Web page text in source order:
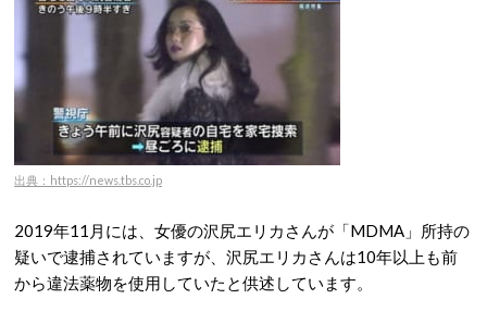
出典：https://news.tbs.co.jp
2019年11月には、女優の沢尻エリカさんが「MDMA」所持の
疑いで逮捕されていますが、沢尻エリカさんは10年以上も前
から違法薬物を使用していたと供述しています。